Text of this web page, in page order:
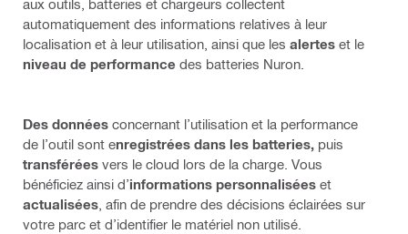
aux outils, batteries et chargeurs collectent
automatiquement des informations relatives à leur
localisation et à leur utilisation, ainsi que les alertes et le
niveau de performance des batteries Nuron.
Des données concernant l’utilisation et la performance
de l’outil sont enregistrées dans les batteries, puis
transférées vers le cloud lors de la charge. Vous
bénéficiez ainsi d’informations personnalisées et
actualisées , afin de prendre des décisions éclairées sur
votre parc et d’identifier le matériel non utilisé.